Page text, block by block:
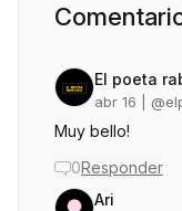
El poeta
abr 16 | @
Muy bello!
0Responder
Ari